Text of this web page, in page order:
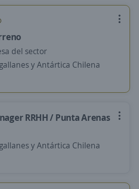
del sector
y Antártica Chilena
RRHH / Punta Arenas
y Antártica Chilena